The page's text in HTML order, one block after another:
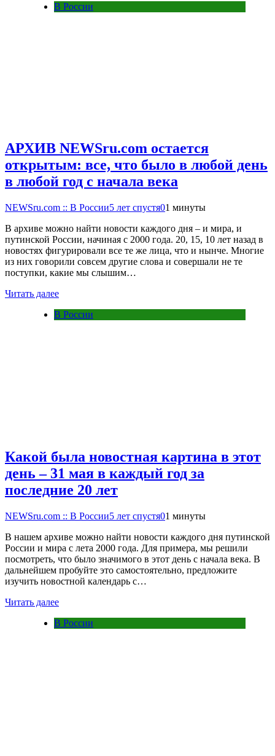
В России
АРХИВ NEWSru.com остается
открытым: все, что было в любой день
в любой год с начала века
NEWSru.com :: В России5 лет спустя01 минуты
В архиве можно найти новости каждого дня – и мира, и
путинской России, начиная с 2000 года. 20, 15, 10 лет назад в
новостях фигурировали все те же лица, что и нынче. Многие
из них говорили совсем другие слова и совершали не те
поступки, какие мы слышим…
Читать далее
В России
Какой была новостная картина в этот
день – 31 мая в каждый год за
последние 20 лет
NEWSru.com :: В России5 лет спустя01 минуты
В нашем архиве можно найти новости каждого дня путинской
России и мира с лета 2000 года. Для примера, мы решили
посмотреть, что было значимого в этот день с начала века. В
дальнейшем пробуйте это самостоятельно, предложите
изучить новостной календарь с…
Читать далее
В России